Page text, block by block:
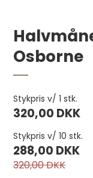
Rund
Osborne
Stykpris v/ 1 stk.
320,00 DKK
Stykpris v/ 10 stk.
288,00 DKK
320,00 DKK